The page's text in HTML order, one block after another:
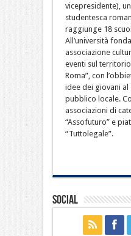
vicepresidente),
studentesca
raggiunge 18
All’università
associazione
eventi sul territorio
Roma”, con
idee dei giovani
pubblico locale.
associazioni di
“Assofuturo” e
“Tuttolegale”.
Social